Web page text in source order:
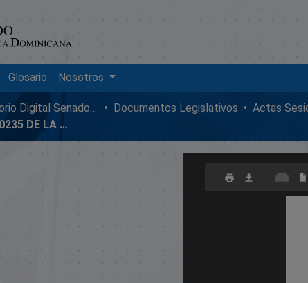
Glosario Nosotros
Repositorio Digital SenadoRD Documentos Legislativos Actas
ACTA NÚM. 0235 DE LA SESIÓN EXTRAORDINARIA DEL SENADO DE LA REPÚBLICA DOMINICANA, MIÉRCOLES 03 DE DICIEMBRE DE 2014